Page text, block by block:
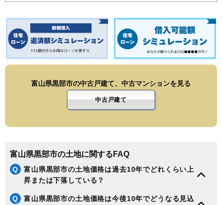
富山県黒部市の中古戸建て、中古マンションを見る
中古戸建て
富山県黒部市の土地に関するFAQ
Q
富山県黒部市の土地価格は過去10年でどれくらい上
昇または下落している？
Q
富山県黒部市の土地価格は今後10年でどうなる見込